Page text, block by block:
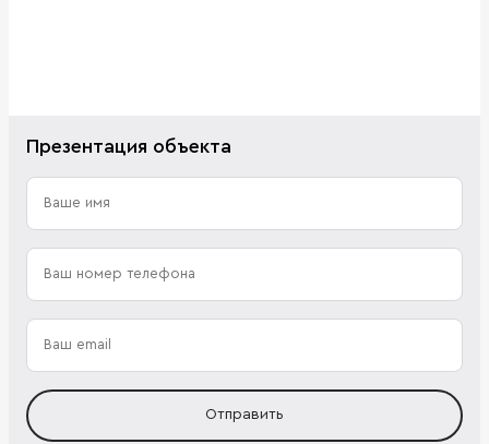
Презентация объекта
Отправить